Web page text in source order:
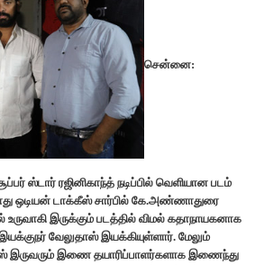
சென்னை:
ஸ்டார் ரஜினிகாந்த் நடிப்பில் வெளியான படம்
ஒடியன் டாக்கீஸ் சார்பில் கே.அண்ணாதுரை
உருவாகி இருக்கும் படத்தில் விமல் கதாநாயகனாக
வேலுதாஸ் இயக்கியுள்ளார். மேலும்
இருவரும் இணை தயாரிப்பாளர்களாக இணைந்து